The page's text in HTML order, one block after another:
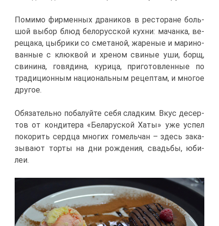
По­ми­мо фир­мен­ных дра­ни­ков в ре­сто­ране боль­
шой вы­бор блюд бе­ло­рус­ской кух­ни: ма­чан­ка, ве­
ре­ща­ка, цы­бри­ки со сме­та­ной, жа­ре­ные и ма­ри­но­
ван­ные с клюк­вой и хре­ном сви­ные уши, борщ,
сви­ни­на, го­вя­ди­на, ку­ри­ца, при­го­тов­лен­ные по
тра­ди­ци­он­ным на­ци­о­наль­ным ре­цеп­там, и мно­гое
дру­гое.
Обя­за­тель­но по­ба­луй­те се­бя слад­ким. Вкус де­сер­
тов от кон­ди­те­ра «Бе­ла­рус­кой Ха­ты» уже успел
по­ко­рить серд­ца мно­гих го­мель­чан – здесь за­ка­
зы­ва­ют тор­ты на дни рож­де­ния, сва­дьбы, юби­
леи.